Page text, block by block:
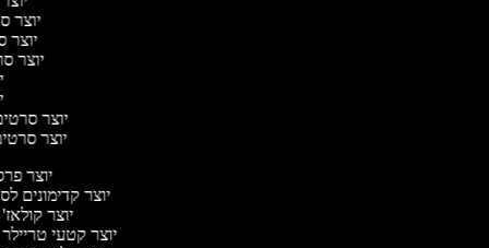
יוצר
יוצר
יוצר
יוצר
יוצר
יוצר
יוצר קדימונים
יוצר
יוצר קטעי